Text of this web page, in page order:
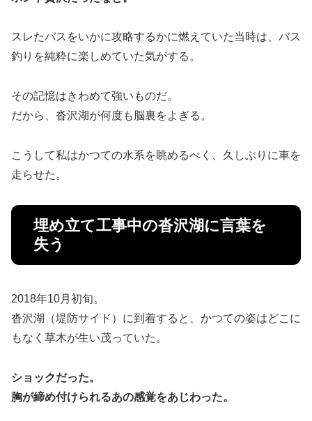
スレたバスをいかに攻略するかに燃えていた当時は、バス
釣りを純粋に楽しめていた気がする。
その記憶はきわめて強いものだ。
だから、沓沢湖が何度も脳裏をよぎる。
こうして私はかつての水系を眺めるべく、久しぶりに車を
走らせた。
埋め立て工事中の沓沢湖に言葉を
失う
2018年10月初旬。
沓沢湖（堤防サイド）に到着すると、 かつての姿はどこに
もなく草木が生い茂っていた。
ショックだった。
胸が締め付けられるあの感覚をあじわった。